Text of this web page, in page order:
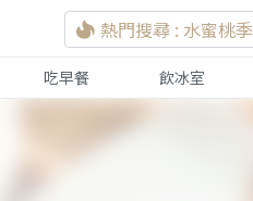
熱門搜尋 : 水蜜桃季
吃早餐 飲冰室